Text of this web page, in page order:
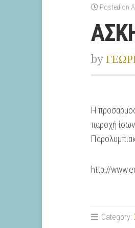
Posted on
by
Η
παροχή
http://
Category: